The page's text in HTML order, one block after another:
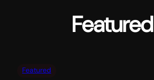
Featured
Featured